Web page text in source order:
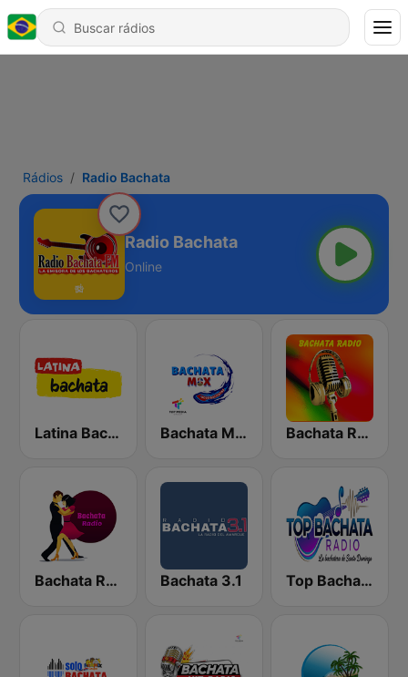
Rádios Radio Bachata
Radio Bachata
Online
Latina Bachata Bachata Mix Radio Bachata Radio
Bachata Radio Bachata 3.1 Top Bachata Radio